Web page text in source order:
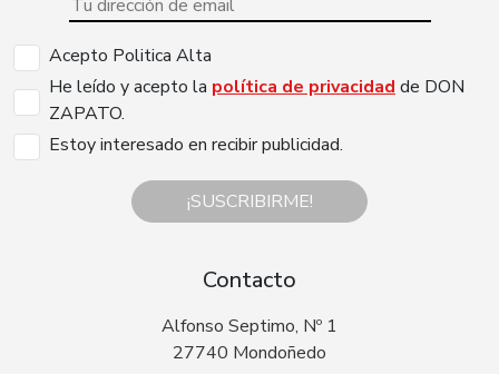
Acepto Politica Alta
He leído y acepto la política de privacidad de DON
ZAPATO.
Estoy interesado en recibir publicidad.
¡SUSCRIBIRME!
Contacto
Alfonso Septimo, Nº 1
27740 Mondoñedo